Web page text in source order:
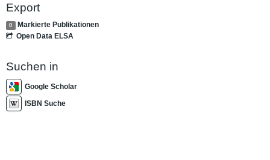
Export
0
Markierte Publikationen
Open Data ELSA
Suchen in
Google Scholar
ISBN Suche